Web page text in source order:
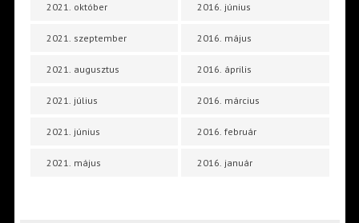
2021. október
2021. szeptember
2021. augusztus
2021. július
2021. június
2021. május
2016. június
2016. május
2016. április
2016. március
2016. február
2016. január